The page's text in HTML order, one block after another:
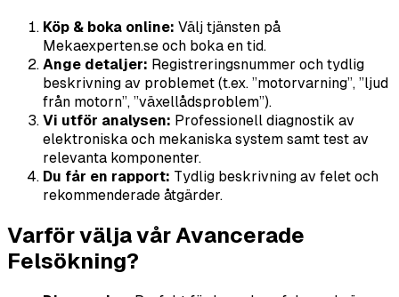
Köp & boka online: Välj tjänsten på
Mekaexperten.se och boka en tid.
Ange detaljer: Registreringsnummer och tydlig
beskrivning av problemet (t.ex. ”motorvarning”, ”ljud
från motorn”, ”växellådsproblem”).
Vi utför analysen: Professionell diagnostik av
elektroniska och mekaniska system samt test av
relevanta komponenter.
Du får en rapport: Tydlig beskrivning av felet och
rekommenderade åtgärder.
Varför välja vår Avancerade
Felsökning?